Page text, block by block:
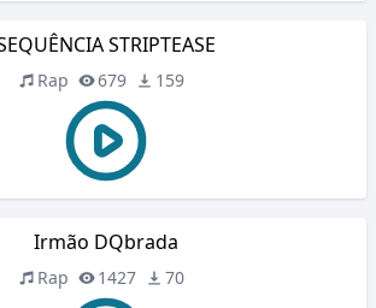
STRIPTEASE
Rap 679 159
Irmão DQbrada
Rap 1427 70